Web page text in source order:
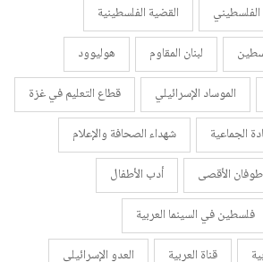
الفلسطيني
القضية الفلسطينية
لبنان المقاوم
هوليوود
الموساد الإسرائيلي
قطاع التعليم في غزة
الجماعية
شهداء الصحافة والإعلام
طوفان الأقصى
أدب الأطفال
فلسطين في السينما العربية
قناة العربية
العدو الإسرائيلي